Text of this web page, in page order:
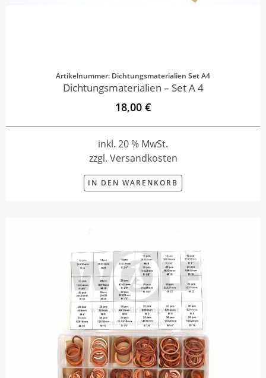
Artikelnummer: Dichtungsmaterialien Set A4
Dichtungsmaterialien – Set A 4
18,00 €
inkl. 20 % MwSt.
zzgl. Versandkosten
IN DEN WARENKORB